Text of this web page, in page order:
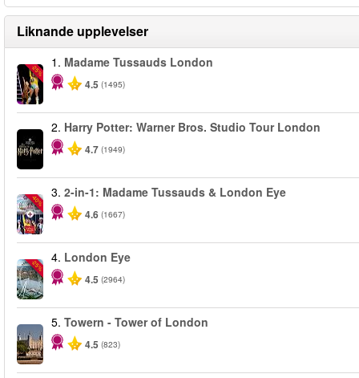
Liknande upplevelser
-25%
1. Madame Tussauds London
4.5 (1495)
2. Harry Potter: Warner Bros. Studio Tour London
4.7 (1949)
-40%
3. 2-in-1: Madame Tussauds & London Eye
4.6 (1667)
-25%
4. London Eye
4.5 (2964)
5. Towern - Tower of London
4.5 (823)